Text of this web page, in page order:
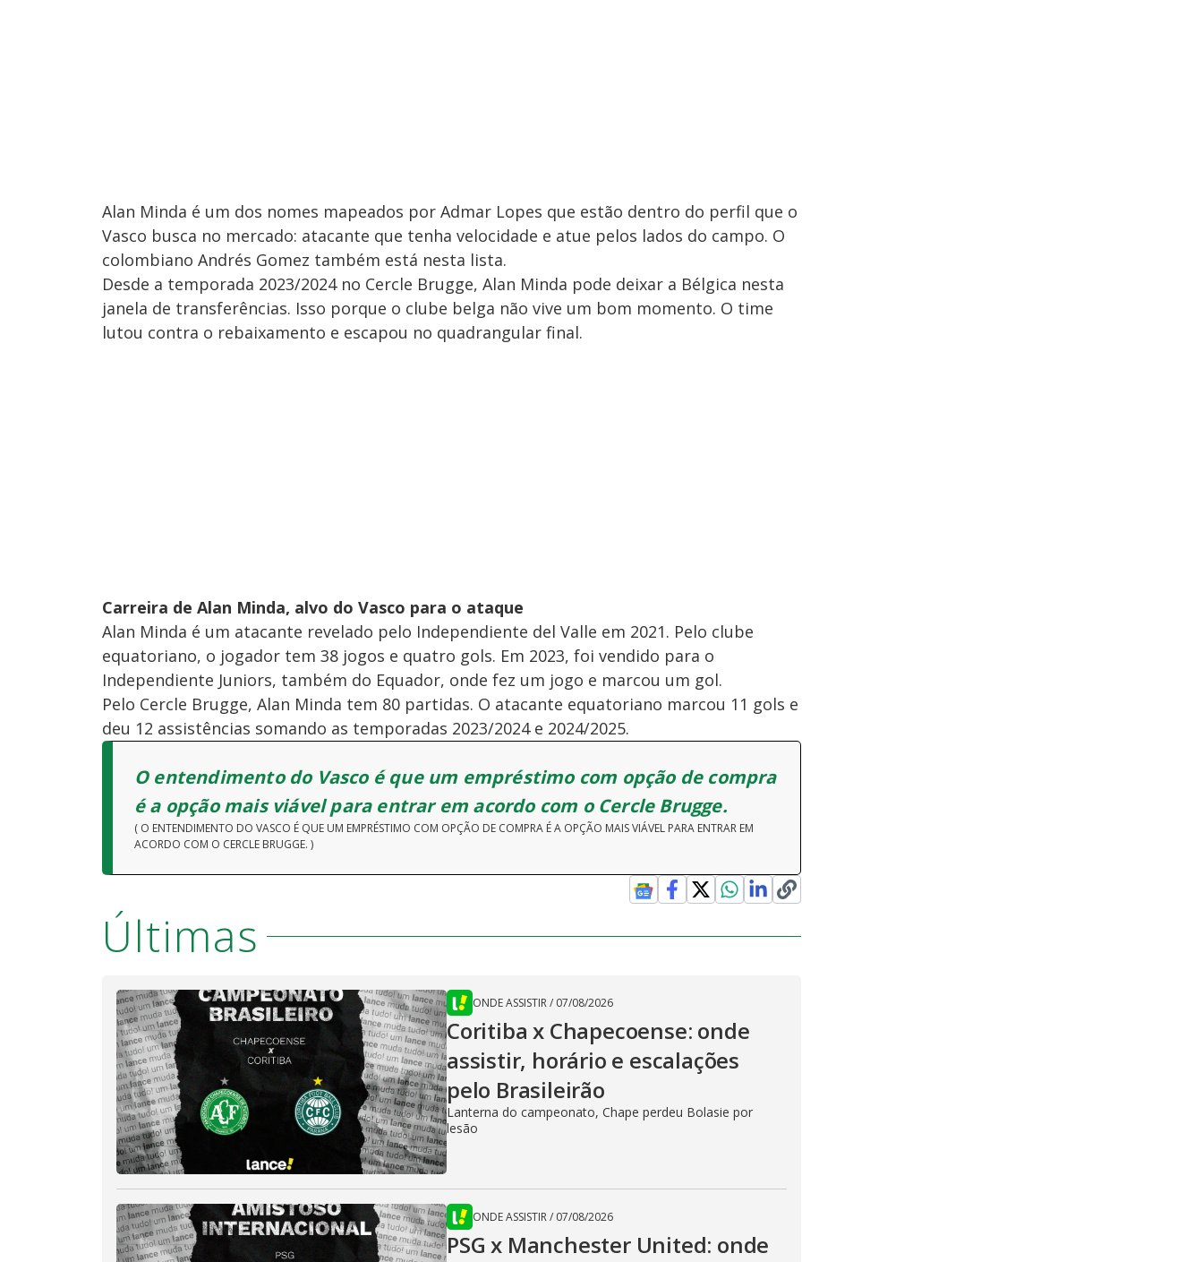
Alan Minda é um dos nomes mapeados por Admar Lopes que estão dentro do perfil que o
Vasco busca no mercado: atacante que tenha velocidade e atue pelos lados do campo. O
colombiano Andrés Gomez também está nesta lista.
Desde a temporada 2023/2024 no Cercle Brugge, Alan Minda pode deixar a Bélgica nesta
janela de transferências. Isso porque o clube belga não vive um bom momento. O time
lutou contra o rebaixamento e escapou no quadrangular final.
Carreira de Alan Minda, alvo do Vasco para o ataque
Alan Minda é um atacante revelado pelo Independiente del Valle em 2021. Pelo clube
equatoriano, o jogador tem 38 jogos e quatro gols. Em 2023, foi vendido para o
Independiente Juniors, também do Equador, onde fez um jogo e marcou um gol.
Pelo Cercle Brugge, Alan Minda tem 80 partidas. O atacante equatoriano marcou 11 gols e
deu 12 assistências somando as temporadas 2023/2024 e 2024/2025.
O entendimento do Vasco é que um empréstimo com opção de compra
é a opção mais viável para entrar em acordo com o Cercle Brugge.
( O ENTENDIMENTO DO VASCO É QUE UM EMPRÉSTIMO COM OPÇÃO DE COMPRA É A OPÇÃO MAIS VIÁVEL PARA ENTRAR EM
ACORDO COM O CERCLE BRUGGE. )
Últimas
ONDE ASSISTIR/ 07/08/2026
Coritiba x Chapecoense: onde
assistir, horário e escalações
pelo Brasileirão
Lanterna do campeonato, Chape perdeu Bolasie por
lesão
ONDE ASSISTIR/ 07/08/2026
PSG x Manchester United: onde